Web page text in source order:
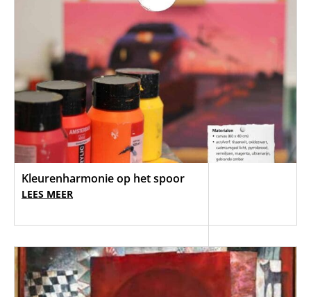
Kleurenharmonie op het spoor
LEES MEER